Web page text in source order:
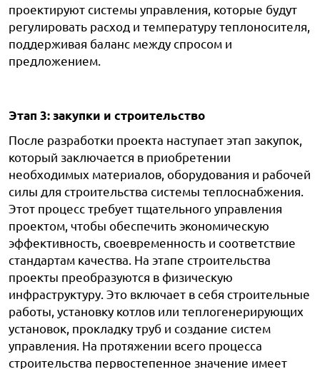
проектируют системы управления, которые будут
регулировать расход и температуру теплоносителя,
поддерживая баланс между спросом и
предложением.
Этап 3: закупки и строительство
После разработки проекта наступает этап закупок,
который заключается в приобретении
необходимых материалов, оборудования и рабочей
силы для строительства системы теплоснабжения.
Этот процесс требует тщательного управления
проектом, чтобы обеспечить экономическую
эффективность, своевременность и соответствие
стандартам качества. На этапе строительства
проекты преобразуются в физическую
инфраструктуру. Это включает в себя строительные
работы, установку котлов или теплогенерирующих
установок, прокладку труб и создание систем
управления. На протяжении всего процесса
строительства первостепенное значение имеет